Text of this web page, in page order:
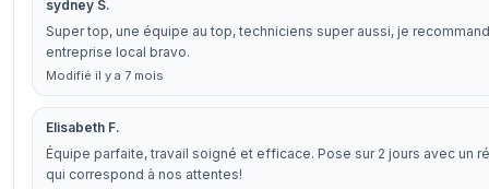
sydney S.
Super top, une équipe au top, techniciens super aussi, je
entreprise local bravo.
Modifié il y a 7 mois
Elisabeth F.
Équipe parfaite, travail soigné et efficace. Pose sur 2 jours avec un
qui correspond à nos attentes!